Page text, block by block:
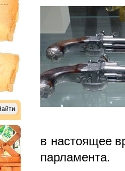
в настоящее
парламента.